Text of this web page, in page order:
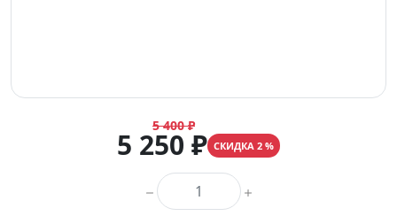
5 400 ₽
5 250 ₽ СКИДКА 2 %
Количество товара